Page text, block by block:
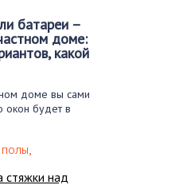
батареи –
доме:
какой
доме вы сами
окон будет в
ПОЛЫ,